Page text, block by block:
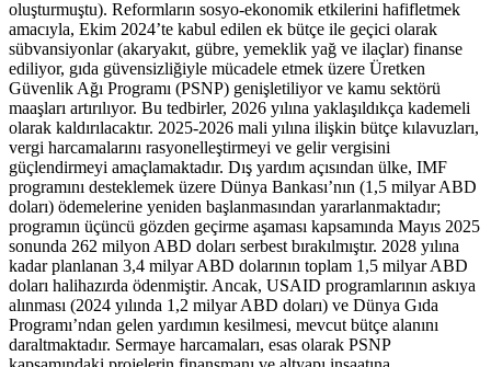
oluşturmuştu). Reformların sosyo-ekonomik etkilerini hafifletmek
amacıyla, Ekim 2024’te kabul edilen ek bütçe ile geçici olarak
sübvansiyonlar (akaryakıt, gübre, yemeklik yağ ve ilaçlar) finanse
ediliyor, gıda güvensizliğiyle mücadele etmek üzere Üretken
Güvenlik Ağı Programı (PSNP) genişletiliyor ve kamu sektörü
maaşları artırılıyor. Bu tedbirler, 2026 yılına yaklaşıldıkça kademeli
olarak kaldırılacaktır. 2025-2026 mali yılına ilişkin bütçe kılavuzları,
vergi harcamalarını rasyonelleştirmeyi ve gelir vergisini
güçlendirmeyi amaçlamaktadır. Dış yardım açısından ülke, IMF
programını desteklemek üzere Dünya Bankası’nın (1,5 milyar ABD
doları) ödemelerine yeniden başlanmasından yararlanmaktadır;
programın üçüncü gözden geçirme aşaması kapsamında Mayıs 2025
sonunda 262 milyon ABD doları serbest bırakılmıştır. 2028 yılına
kadar planlanan 3,4 milyar ABD dolarının toplam 1,5 milyar ABD
doları halihazırda ödenmiştir. Ancak, USAID programlarının askıya
alınması (2024 yılında 1,2 milyar ABD doları) ve Dünya Gıda
Programı’ndan gelen yardımın kesilmesi, mevcut bütçe alanını
daraltmaktadır. Sermaye harcamaları, esas olarak PSNP